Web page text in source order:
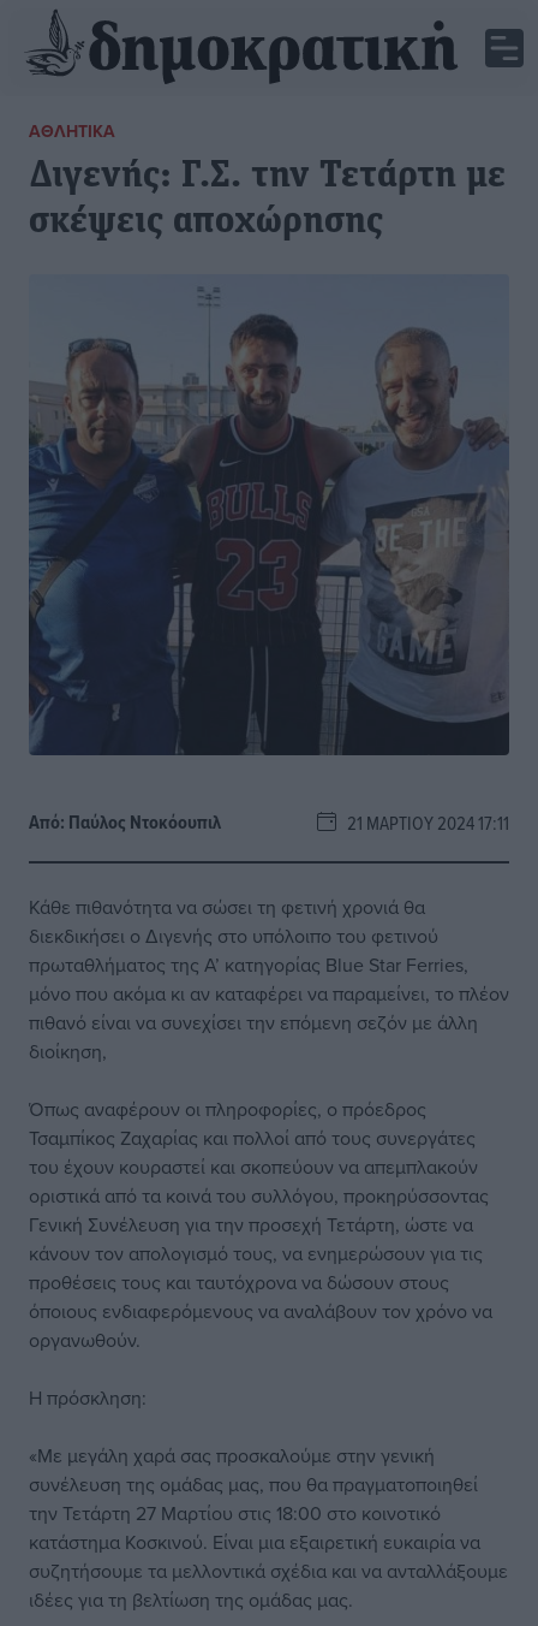
ΑΘΛΗΤΙΚΆ
Διγενής: Γ.Σ. την Τετάρτη με
σκέψεις αποχώρησης
Από: Παύλος Nτοκόουπιλ 21 ΜΑΡΤΊΟΥ 2024 17:11
Κάθε πιθανότητα να σώσει τη φετινή χρονιά θα
διεκδικήσει ο Διγενής στο υπόλοιπο του φετινού
πρωταθλήματος της Α’ κατηγορίας Blue Star Ferries,
μόνο που ακόμα κι αν καταφέρει να παραμείνει, το πλέον
πιθανό είναι να συνεχίσει την επόμενη σεζόν με άλλη
διοίκηση,
Όπως αναφέρουν οι πληροφορίες, ο πρόεδρος
Τσαμπίκος Ζαχαρίας και πολλοί από τους συνεργάτες
του έχουν κουραστεί και σκοπεύουν να απεμπλακούν
οριστικά από τα κοινά του συλλόγου, προκηρύσσοντας
Γενική Συνέλευση για την προσεχή Τετάρτη, ώστε να
κάνουν τον απολογισμό τους, να ενημερώσουν για τις
προθέσεις τους και ταυτόχρονα να δώσουν στους
όποιους ενδιαφερόμενους να αναλάβουν τον χρόνο να
οργανωθούν.
Η πρόσκληση:
«Με μεγάλη χαρά σας προσκαλούμε στην γενική
συνέλευση της ομάδας μας, που θα πραγματοποιηθεί
την Τετάρτη 27 Μαρτίου στις 18:00 στο κοινοτικό
κατάστημα Κοσκινού. Είναι μια εξαιρετική ευκαιρία να
συζητήσουμε τα μελλοντικά σχέδια και να ανταλλάξουμε
ιδέες για τη βελτίωση της ομάδας μας.